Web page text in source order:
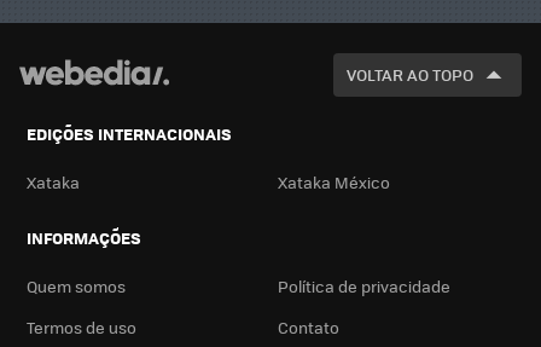
VOLTAR AO TOPO
EDIÇÕES INTERNACIONAIS
Xataka Xataka México
INFORMAÇÕES
Quem somos
Política de privacidade
Termos de uso
Contato